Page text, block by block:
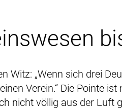
Witz: „Wenn sich drei
Verein.“ Die Pointe
nicht völlig aus der Luft